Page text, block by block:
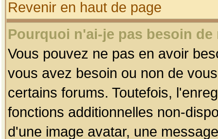
Revenir en haut de page
Pourquoi n'ai-je pas besoin
Vous pouvez ne pas en avoir
vous avez besoin ou non de
certains forums. Toutefois,
fonctions additionnelles non-
d'une image avatar, une